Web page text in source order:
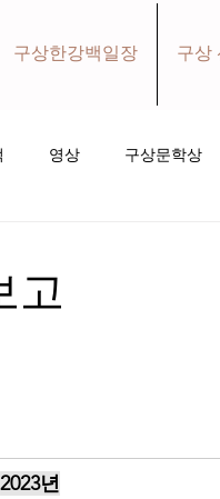
구상한강백일장 구상
영상 구상문학상
2023년